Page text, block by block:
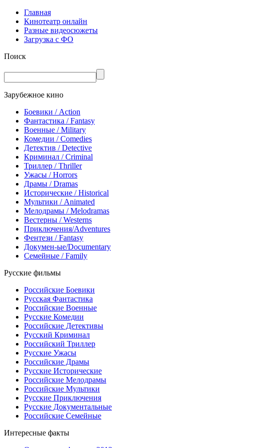
Главная
Кинотеатр онлайн
Разные видеосюжеты
Загрузка с ФО
Поиск
Зарубежное кино
Боевики / Action
Фантастика / Fantasy
Военные / Military
Комедии / Comedies
Детектив / Detective
Криминал / Criminal
Триллер / Thriller
Ужасы / Horrors
Драмы / Dramas
Исторические / Historical
Мультики / Animated
Мелодрамы / Melodramas
Вестерны / Westerns
Приключения/Adventures
Фентези / Fantasy
Докумен-ые/Documentary
Семейные / Family
Русские фильмы
Российские Боевики
Русская Фантастика
Российские Военные
Русские Комедии
Российские Детективы
Русский Криминал
Российский Триллер
Русские Ужасы
Российские Драмы
Русские Исторические
Российские Мелодрамы
Российские Мультики
Русские Приключения
Русские Документальные
Российские Семейные
Интересные факты